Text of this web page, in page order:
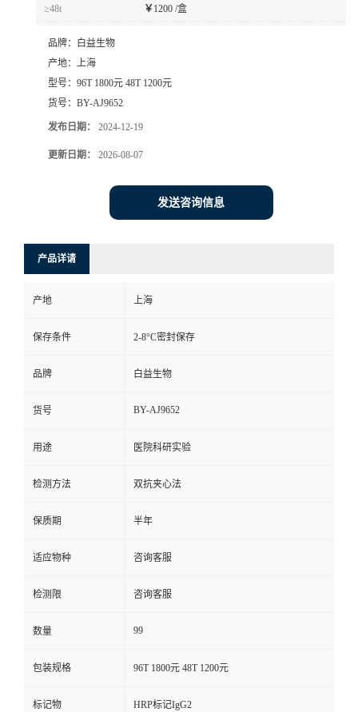
≥48t ￥ 1200 /盒
品牌：
白益生物
产地： 上海
型号： 96T 1800元 48T 1200元
货号： BY-AJ9652
发布日期： 2024-12-19
更新日期： 2026-08-07
发送咨询信息
产品详请
产地 上海
保存条件 2-8°C密封保存
品牌 白益生物
货号 BY-AJ9652
用途 医院科研实验
检测方法 双抗夹心法
保质期 半年
适应物种 咨询客服
检测限 咨询客服
数量 99
包装规格 96T 1800元 48T 1200元
标记物 HRP标记IgG2